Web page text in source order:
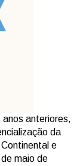
anos anteriores,
da
e
maio de